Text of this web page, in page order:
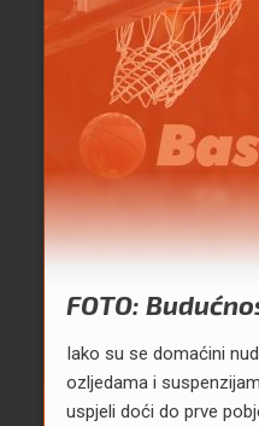
FOTO:
Iako su se domaćini
ozljedama i
uspjeli doći do prve